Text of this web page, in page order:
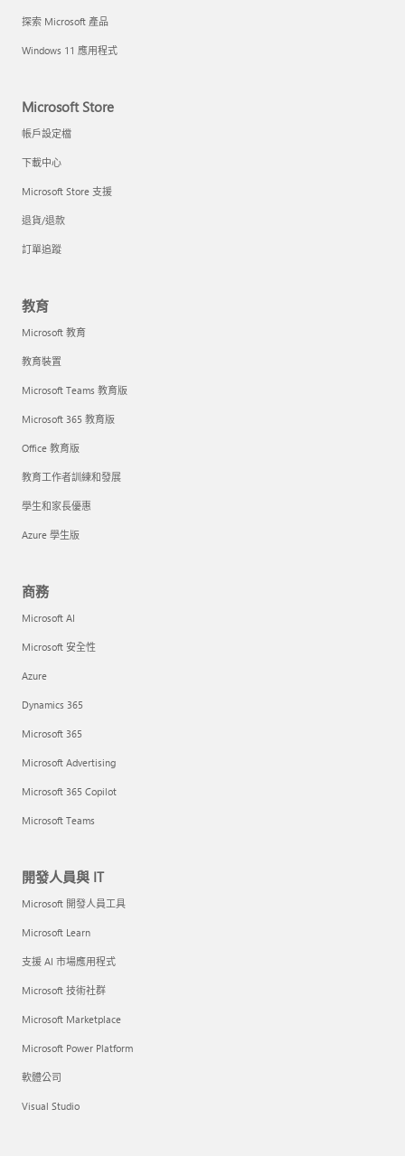
探索 Microsoft 產品
Windows 11 應用程式
Microsoft Store
帳戶設定檔
下載中心
Microsoft Store 支援
退貨/退款
訂單追蹤
教育
Microsoft 教育
教育裝置
Microsoft Teams 教育版
Microsoft 365 教育版
Office 教育版
教育工作者訓練和發展
學生和家長優惠
Azure 學生版
商務
Microsoft AI
Microsoft 安全性
Azure
Dynamics 365
Microsoft 365
Microsoft Advertising
Microsoft 365 Copilot
Microsoft Teams
開發人員與 IT
Microsoft 開發人員工具
Microsoft Learn
支援 AI 市場應用程式
Microsoft 技術社群
Microsoft Marketplace
Microsoft Power Platform
軟體公司
Visual Studio